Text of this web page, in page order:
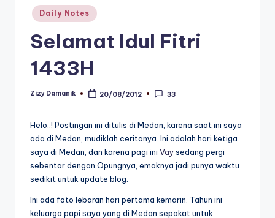
Posted
in
Daily Notes
Selamat Idul Fitri
1433H
Posted
Zizy Damanik 20/08/2012 33
Helo..! Postingan ini ditulis di Medan, karena saat ini saya
ada di Medan, mudiklah ceritanya. Ini adalah hari ketiga
saya di Medan, dan karena pagi ini Vaysedang pergi
sebentar dengan Opungnya, emaknya jadi punya waktu
sedikit untuk update blog.
Ini ada foto lebaran hari pertama kemarin. Tahun ini
keluarga papi saya yang di Medan sepakat untuk